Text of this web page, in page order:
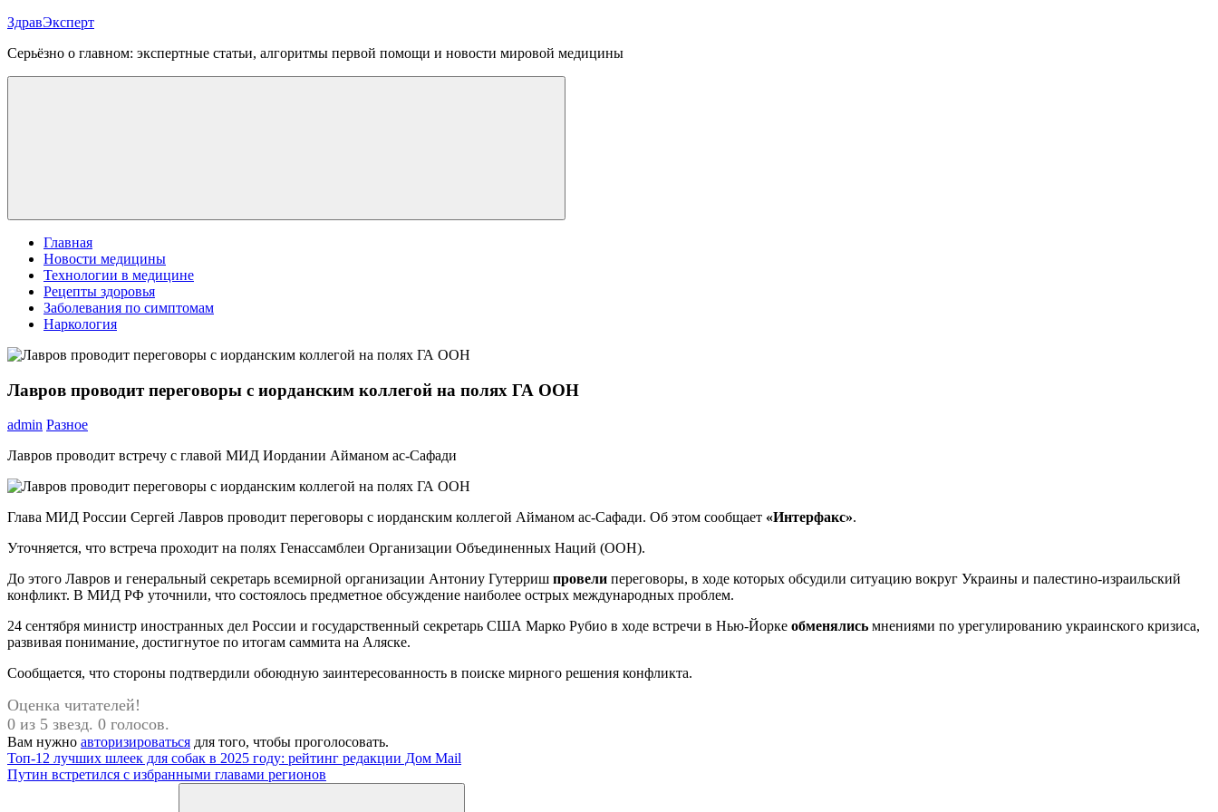
Перейти
содержимому
ЗдравЭксперт
Серьёзно о главном: экспертные статьи, алгоритмы первой помощи и новости мировой медицины
Меню
Главная
Новости медицины
Технологии в медицине
Рецепты здоровья
Заболевания по симптомам
Наркология
Лавров проводит переговоры с иорданским коллегой на полях ГА ООН
admin Разное
Лавров проводит встречу с главой МИД Иордании Айманом ас-Сафади
Глава МИД России Сергей Лавров проводит переговоры с иорданским коллегой Айманом ас-Сафади. Об этом сообщает «Интерфакс».
Уточняется, что встреча проходит на полях Генассамблеи Организации Объединенных Наций (ООН).
До этого Лавров и генеральный секретарь всемирной организации Антониу Гутерриш провели переговоры, в ходе которых обсудили ситуацию вокруг Украины и палестино-израильский
конфликт. В МИД РФ уточнили, что состоялось предметное обсуждение наиболее острых международных проблем.
24 сентября министр иностранных дел России и государственный секретарь США Марко Рубио в ходе встречи в Нью-Йорке обменялись мнениями по урегулированию украинского кризиса,
развивая понимание, достигнутое по итогам саммита на Аляске.
Сообщается, что стороны подтвердили обоюдную заинтересованность в поиске мирного решения конфликта.
Оценка читателей!
0 из 5 звезд. 0 голосов.
Вам нужно авторизироваться для того, чтобы проголосовать.
Навигация
по
Предыдущая
запись:
Топ-12 лучших шлеек для собак в 2025 году: рейтинг редакции Дом Mail
Следующая
Путин встретился с избранными главами регионов